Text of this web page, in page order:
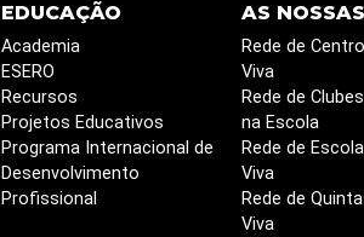
EDUCAÇÃO
Academia
ESERO
Recursos
Projetos Educativos
Programa Internacional de
Desenvolvimento
Profissional
AS
Rede de
Viva
Rede de
na Escola
Rede de
Viva
Rede de
Viva